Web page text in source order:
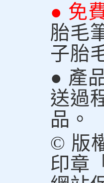
● 免
胎毛
子胎
● 產
送過
品。
© 版
印章